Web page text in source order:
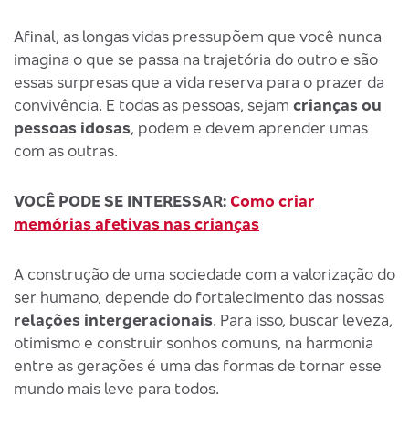
Afinal, as longas vidas pressupõem que você nunca
imagina o que se passa na trajetória do outro e são
essas surpresas que a vida reserva para o prazer da
convivência. E todas as pessoas, sejam crianças ou
pessoas idosas, podem e devem aprender umas
com as outras.
VOCÊ PODE SE INTERESSAR: Como criar
memórias afetivas nas crianças
A construção de uma sociedade com a valorização do
ser humano, depende do fortalecimento das nossas
relações intergeracionais. Para isso, buscar leveza,
otimismo e construir sonhos comuns, na harmonia
entre as gerações é uma das formas de tornar esse
mundo mais leve para todos.